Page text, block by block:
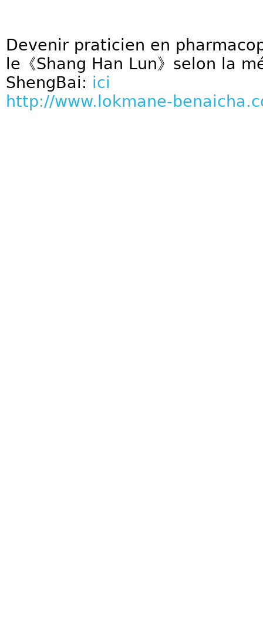
Devenir praticien en
le《Shang Han Lun》selon la
ShengBai: ici
http://www.lokmane-